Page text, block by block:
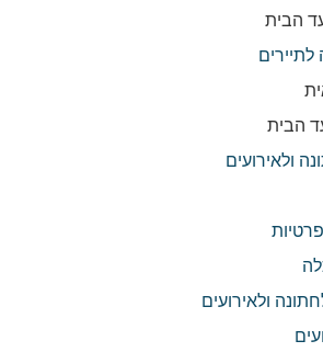
הבית
הבית
ולאירועים
ולאירועים